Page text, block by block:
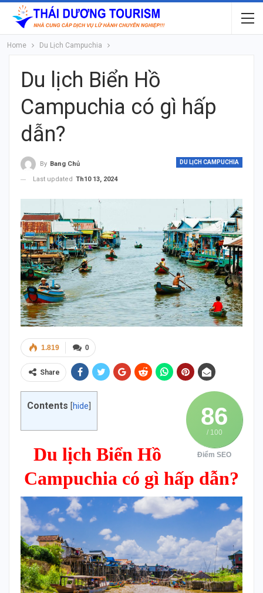
Home Du Lịch Campuchia
Du lịch Biển Hồ
Campuchia có gì hấp
dẫn?
DU LỊCH CAMPUCHIA
By Bang Chủ
Last updated Th10 13, 2024
0
1.819
Share
86
/ 100
Điểm SEO
Contents hide
Du lịch Biển Hồ
Campuchia có gì hấp dẫn?